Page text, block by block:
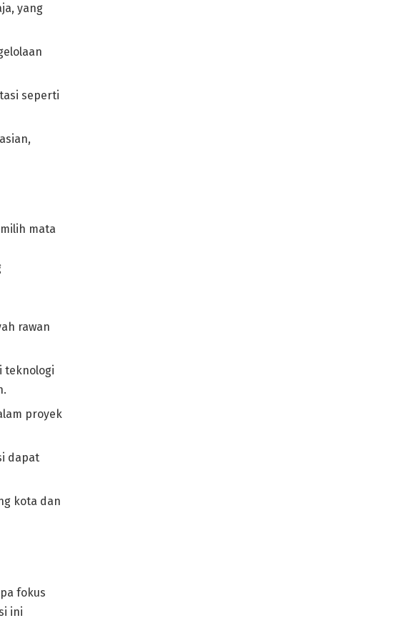
yang
seperti
mata
rawan
teknologi
proyek
dapat
kota dan
fokus
ini